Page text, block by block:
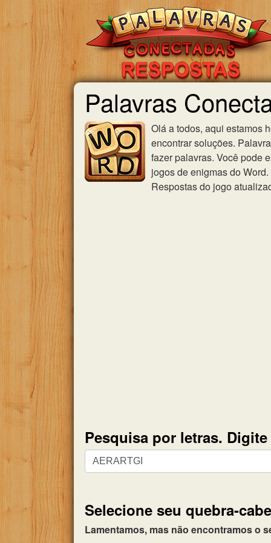
Palavras
Olá a todos, aqui estamos
encontrar soluções.
fazer palavras. Você pode
jogos de enigmas do
Respostas do jogo
Pesquisa por letras.
Pesquisa
por
todas
as
Selecione seu quebra-
Lamentamos, mas não encontramos o